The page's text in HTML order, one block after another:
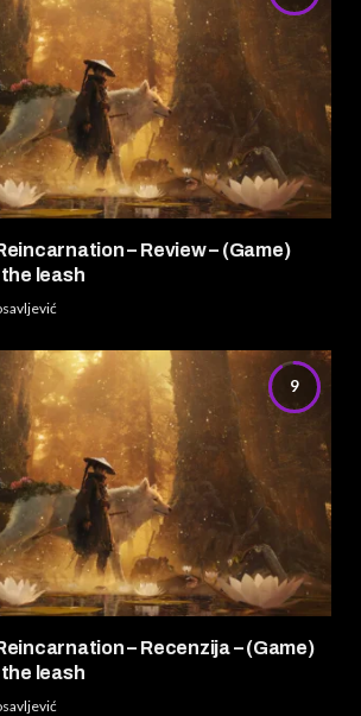
– Review – (Game)
leash
9
– Recenzija – (Game)
leash